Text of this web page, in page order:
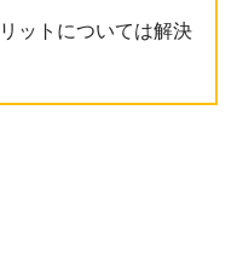
ットについては解決